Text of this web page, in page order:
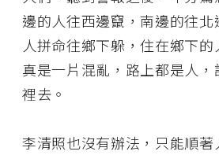
邊的人往西邊竄，南邊的往
人拼命往鄉下躲，住在鄉下的
真是一片混亂，路上都是人
裡去。
李清照也沒有辦法，只能順